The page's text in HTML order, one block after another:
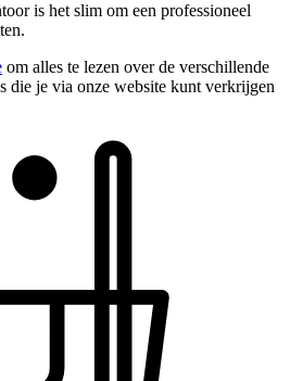
is het slim om een professioneel
om alles te lezen over de verschillende
die je via onze website kunt verkrijgen